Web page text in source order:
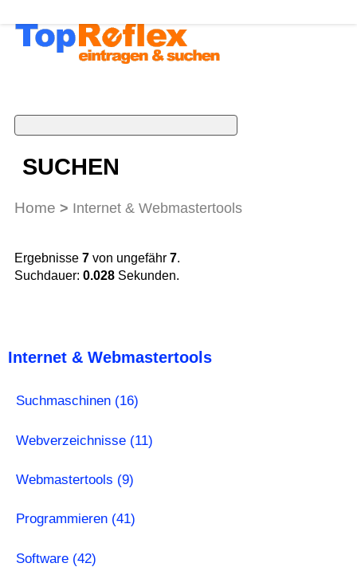
SUCHEN
Home > Internet & Webmastertools
Ergebnisse 7 von ungefähr 7.
Suchdauer: 0.028 Sekunden.
Internet & Webmastertools
Suchmaschinen (16)
Webverzeichnisse (11)
Webmastertools (9)
Programmieren (41)
Software (42)